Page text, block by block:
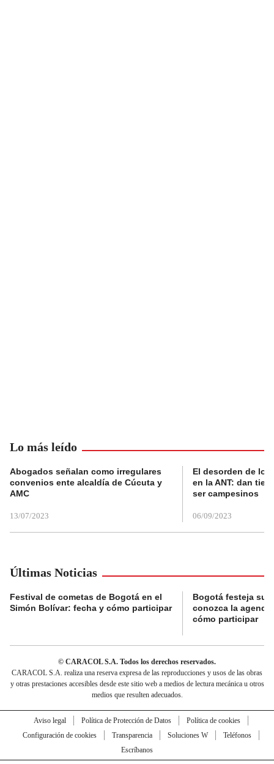
Lo más leído
Abogados señalan como irregulares
convenios ente alcaldía de Cúcuta y
AMC
13/07/2023
El desorden de
en la ANT: dan
ser campesinos
06/09/2023
Últimas Noticias
Festival de cometas de Bogotá en el
Simón Bolívar: fecha y cómo participar
Bogotá festeja su
conozca la
cómo participar
© CARACOL S.A. Todos los derechos reservados.
CARACOL S.A. realiza una reserva expresa de las reproducciones y usos de las obras
y otras prestaciones accesibles desde este sitio web a medios de lectura mecánica u otros
medios que resulten adecuados.
Aviso legal Política de Protección de Datos
Política de cookies
Configuración de cookies
Transparencia Soluciones W
Teléfonos
Escríbanos